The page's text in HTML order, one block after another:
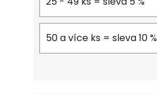
50 a více ks = sleva 10 %